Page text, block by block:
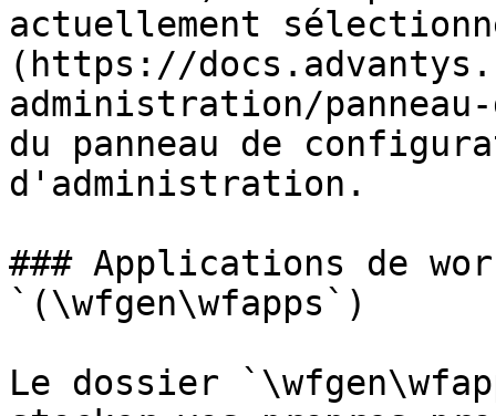
actuellement
(https://
administration/
du panneau de
d'administration.
### Applications de
`(\wfgen\wfapps`)
Le dossier